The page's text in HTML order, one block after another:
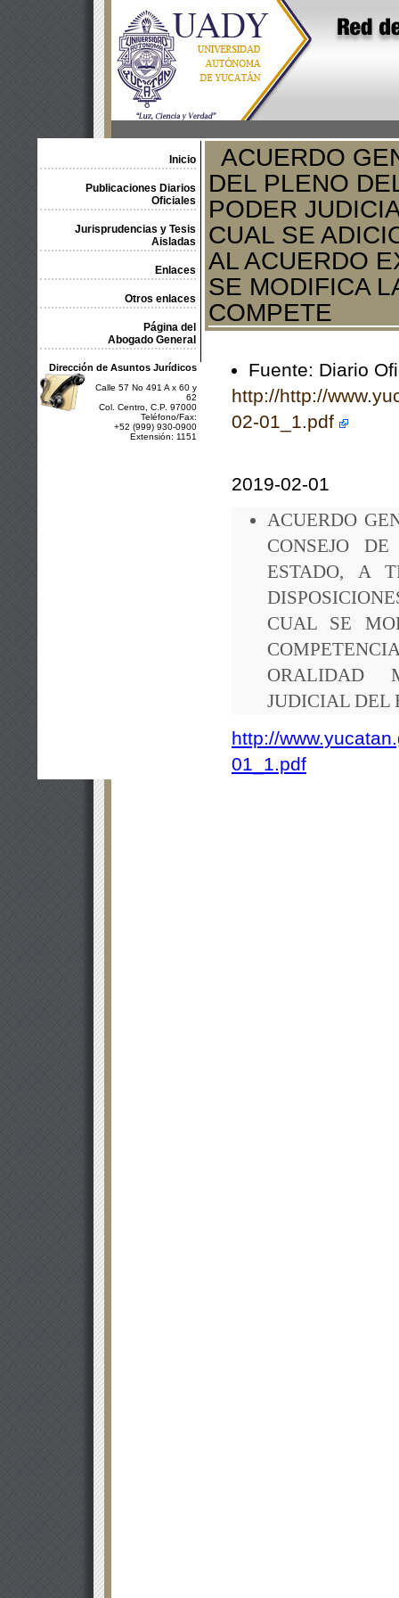
Inicio
Publicaciones Diarios
Oficiales
Jurisprudencias y Tesis
Aisladas
Enlaces
Otros enlaces
Página del
Abogado General
Dirección de Asuntos Jurídicos
Calle 57 No 491 A x 60 y
62
Col. Centro, C.P. 97000
Teléfono/Fax:
+52 (999) 930-0900
Extensión: 1151
ACUERDO
DEL PLENO
PODER
CUAL SE
AL ACUERDO
SE MODIFICA
COMPETE
Fuente: Diario
http://http://
02-01_1.pdf
2019-02-01
ACUERDO
CONSEJO
ESTADO, A
CUAL SE
ORALIDAD
JUDICIAL DEL
http://
01_1.pdf